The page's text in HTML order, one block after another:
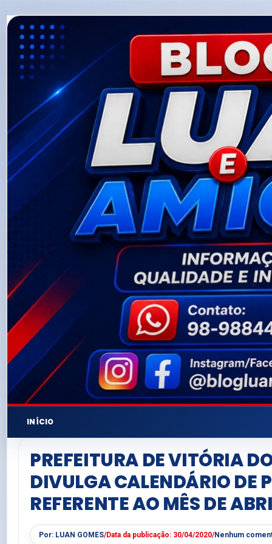
INÍCIO
PREFEITURA DE VITÓRIA
DIVULGA CALENDÁRIO DE
REFERENTE AO MÊS DE
Por: LUAN GOMES/Data da publicação: 30/04/2020/Nenhum